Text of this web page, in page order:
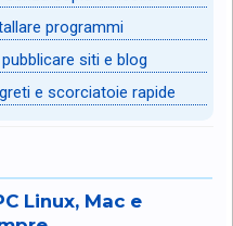
programmi
siti e blog
e scorciatoie rapide
Linux, Mac e